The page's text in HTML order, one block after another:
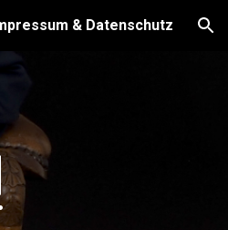
& Datenschutz